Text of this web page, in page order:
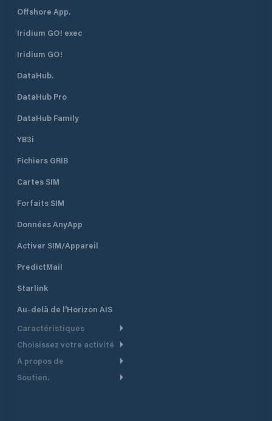
Offshore App.
Iridium GO! exec
Iridium GO!
DataHub.
DataHub Pro
DataHub Family
YB3i
Fichiers GRIB
Cartes SIM
Forfaits SIM
Données AnyApp
Activer SIM/Appareil
PredictMail
Starlink
Au-delà de l'Horizon AIS
Caractéristiques
Routage Météo
Routage bateau à moteur
Choisissez votre activité
Croisière
A propos de
Aperçu
Soutien.